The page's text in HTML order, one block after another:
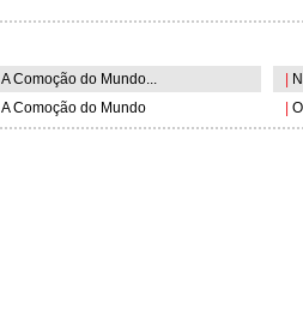
A Comoção do Mundo...
A Comoção do Mundo